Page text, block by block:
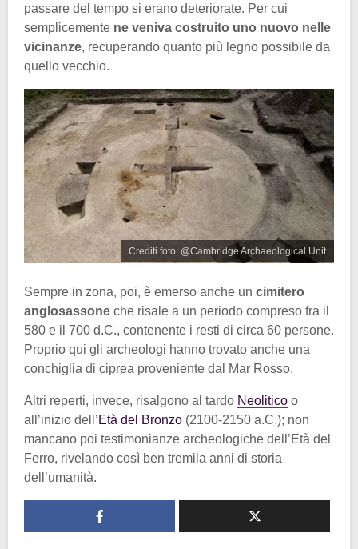
passare del tempo si erano deteriorate. Per cui
semplicemente ne veniva costruito uno nuovo nelle
vicinanze, recuperando quanto più legno possibile da
quello vecchio.
Crediti foto: @Cambridge Archaeological Unit
Sempre in zona, poi, è emerso anche un cimitero
anglosassone che risale a un periodo compreso fra il
580 e il 700 d.C., contenente i resti di circa 60 persone.
Proprio qui gli archeologi hanno trovato anche una
conchiglia di ciprea proveniente dal Mar Rosso.
Altri reperti, invece, risalgono al tardo Neolitico o
all’inizio dell’Età del Bronzo (2100-2150 a.C.); non
mancano poi testimonianze archeologiche dell’Età del
Ferro, rivelando così ben tremila anni di storia
dell’umanità.